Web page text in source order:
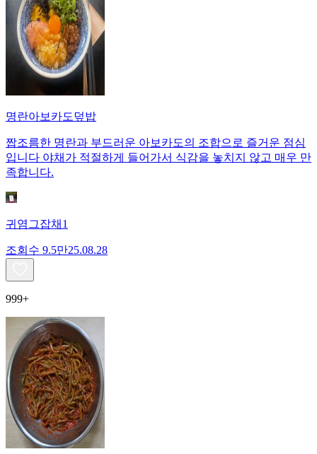
명란아보카도덮밥
짭조름한 명란과 부드러운 아보카도의 조합으로 즐거운 점심
입니다 야채가 적절하게 들어가서 식감을 놓치지 않고 매우 만
족합니다.
귀염그잡채1
조회수 9.5만25.08.28
999+